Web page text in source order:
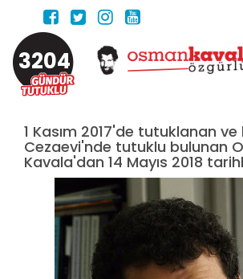
3204
1 Kasım 2017'de tutuklanan ve
Cezaevi'nde tutuklu bulunan
Kavala'dan 14 Mayıs 2018